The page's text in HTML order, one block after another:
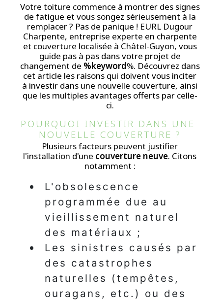
Votre toiture commence à montrer des signes
de fatigue et vous songez sérieusement à la
remplacer ? Pas de panique ! EURL Dugour
Charpente, entreprise experte en charpente
et couverture localisée à Châtel-Guyon, vous
guide pas à pas dans votre projet de
changement de %keyword%. Découvrez dans
cet article les raisons qui doivent vous inciter
à investir dans une nouvelle couverture, ainsi
que les multiples avantages offerts par celle-
ci.
POURQUOI INVESTIR DANS UNE
NOUVELLE COUVERTURE ?
Plusieurs facteurs peuvent justifier
l'installation d'une couverture neuve. Citons
notamment :
L'obsolescence
programmée due au
vieillissement naturel
des matériaux ;
Les sinistres causés par
des catastrophes
naturelles (tempêtes,
ouragans, etc.) ou des